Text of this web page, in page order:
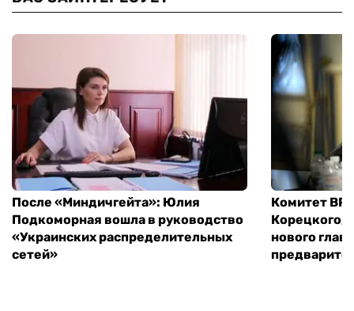
После «Миндичгейта»: Юлия
Подкоморная вошла в руководство
«Украинских распределительных
сетей»
Комитет ВР
Корецкого,
нового